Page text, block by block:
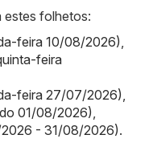
estes folhetos:
feira 10/08/2026),
feira
feira 27/07/2026),
01/08/2026),
- 31/08/2026).